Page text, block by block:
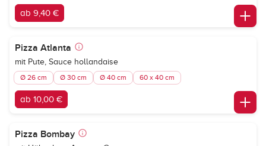
ab 9,40 €
Pizza Atlanta
mit Pute, Sauce hollandaise
Ø 26 cm Ø 30 cm Ø 40 cm 60 x 40 cm
ab 10,00 €
Pizza Bombay